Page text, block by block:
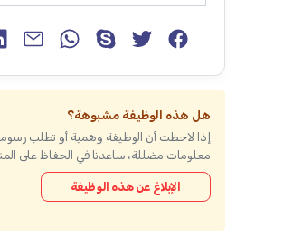
هل هذه الوظيفة مشبوهة؟
إذا لاحظت أن الوظيفة وهمية أو تطلب
معلومات مضللة، ساعدنا في الحفاظ على
الإبلاغ عن هذه الوظيفة